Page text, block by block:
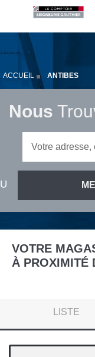
ACCUEIL ANTIBES
Nous
VOTRE
À PROXIMITÉ
LISTE